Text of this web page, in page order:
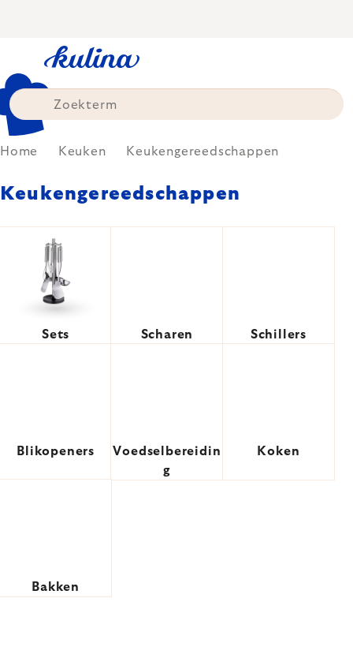
Home Keuken Keukengereedschappen
Keukengereedschappen
Sets Scharen Schillers
Blikopeners
Voedselbereidin
g
Koken
Bakken